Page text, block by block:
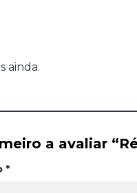
ainda.
a avaliar
*